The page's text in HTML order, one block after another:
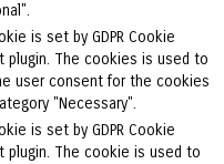
is set by GDPR Cookie
plugin. The cookies is used to
user consent for the cookies
"Necessary".
is set by GDPR Cookie
plugin. The cookie is used to